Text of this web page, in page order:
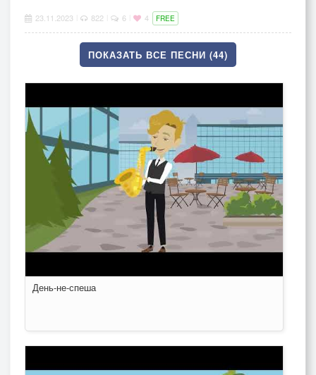
23.11.2023 822 6 4 FREE
ПОКАЗАТЬ ВСЕ ПЕСНИ (44)
День-не-спеша